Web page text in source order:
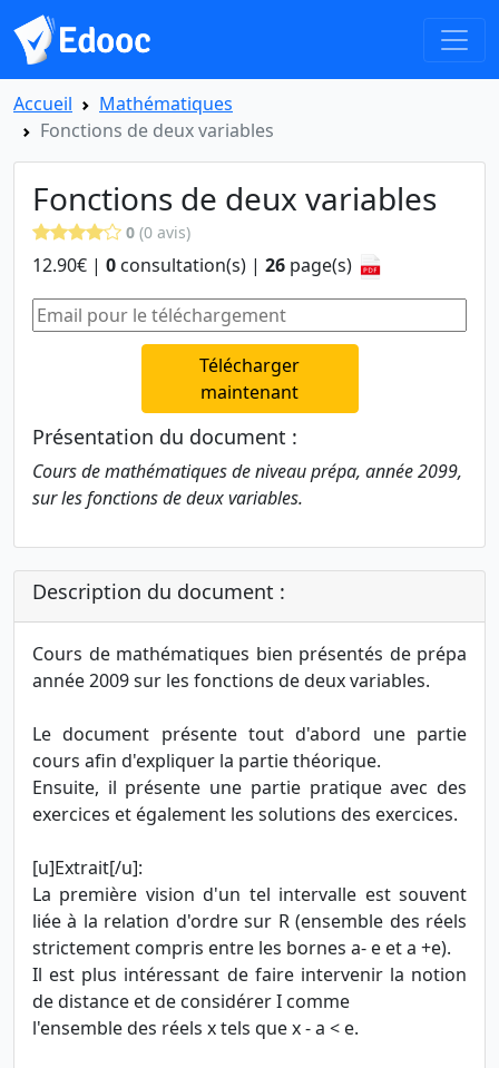
Accueil
Mathématiques
Fonctions de deux variables
Fonctions de deux variables
0 (0 avis)
12.90€ | 0 consultation(s) | 26 page(s)
Télécharger
maintenant
Présentation du document :
Cours de mathématiques de niveau prépa, année 2099,
sur les fonctions de deux variables.
Description du document :
Cours de mathématiques bien présentés de prépa
année 2009 sur les fonctions de deux variables.
Le document présente tout d'abord une partie
cours afin d'expliquer la partie théorique.
Ensuite, il présente une partie pratique avec des
exercices et également les solutions des exercices.
[u]Extrait[/u]:
La première vision d'un tel intervalle est souvent
liée à la relation d'ordre sur R (ensemble des réels
strictement compris entre les bornes a- e et a +e).
Il est plus intéressant de faire intervenir la notion
de distance et de considérer I comme
l'ensemble des réels x tels que x - a < e.